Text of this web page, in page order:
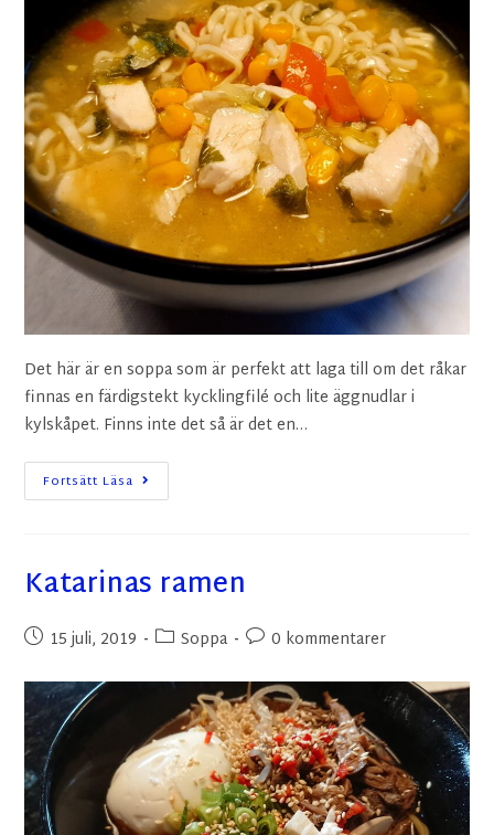
Det här är en soppa som är perfekt att laga till om det råkar
finnas en färdigstekt kycklingfilé och lite äggnudlar i
kylskåpet. Finns inte det så är det en…
Fortsätt Läsa
Katarinas ramen
15 juli, 2019 Soppa 0 kommentarer